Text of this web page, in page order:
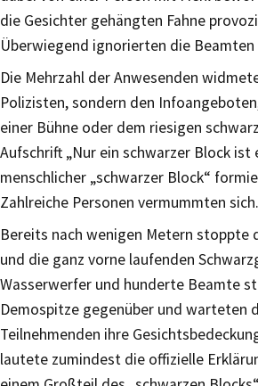
die Gesichter gehängten Fahne
Überwiegend ignorierten die Beamten
Die Mehrzahl der Anwesenden
Polizisten, sondern den
einer Bühne oder dem riesigen
Aufschrift „Nur ein schwarzer Block ist
menschlicher „schwarzer Block“
Zahlreiche Personen vermummten sich.
Bereits nach wenigen Metern stoppte
und die ganz vorne laufenden
Wasserwerfer und hunderte Beamte
Demospitze gegenüber und warteten
Teilnehmenden ihre
lautete zumindest die offizielle